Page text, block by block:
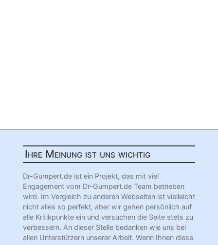
Ihre Meinung ist uns wichtig
Dr-Gumpert.de ist ein Projekt, das mit viel
Engagement vom Dr-Gumpert.de Team betrieben
wird. Im Vergleich zu anderen Webseiten ist vielleicht
nicht alles so perfekt, aber wir gehen persönlich auf
alle Kritikpunkte ein und versuchen die Seite stets zu
verbessern. An dieser Stelle bedanken wie uns bei
allen Unterstützern unserer Arbeit. Wenn Ihnen diese